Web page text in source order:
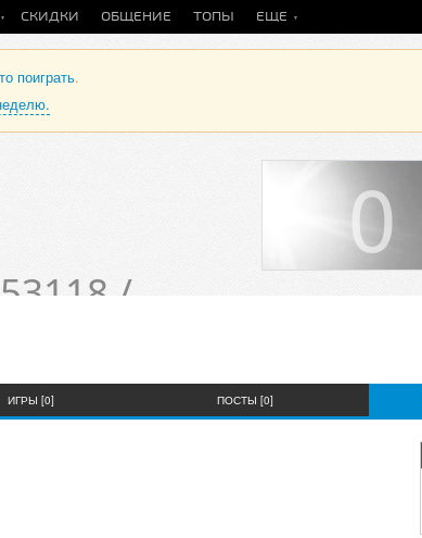
СКИДКИ ОБЩЕНИЕ ТОПЫ ЕЩЕ
поиграть.
/
0
ИГРЫ [0] ПОСТЫ [0]